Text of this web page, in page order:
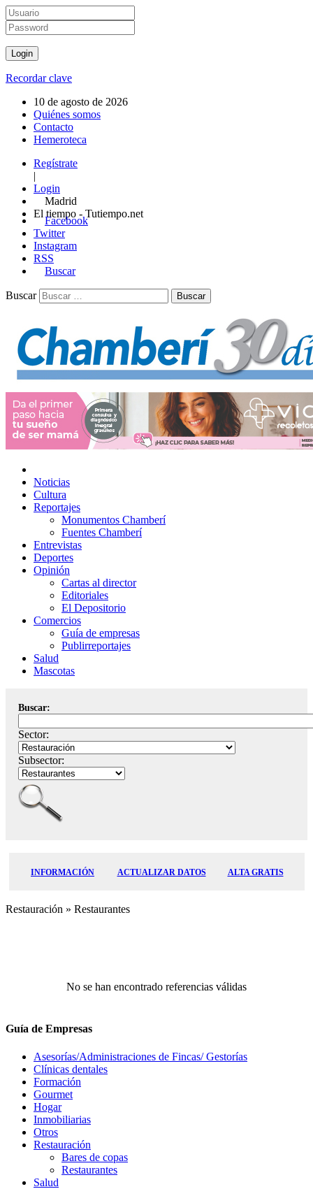
Recordar clave
10 de agosto de 2026
Quiénes somos
Contacto
Hemeroteca
Regístrate
|
Login
Madrid
El tiempo - Tutiempo.net
Facebook
Twitter
Instagram
RSS
Buscar
Buscar
Noticias
Cultura
Reportajes
Monumentos Chamberí
Fuentes Chamberí
Entrevistas
Deportes
Opinión
Cartas al director
Editoriales
El Depositorio
Comercios
Guía de empresas
Publirreportajes
Salud
Mascotas
Buscar:
Sector:
Subsector:
INFORMACIÓN ACTUALIZAR DATOS ALTA GRATIS
Restauración » Restaurantes
No se han encontrado referencias válidas
Guía de Empresas
Asesorías/Administraciones de Fincas/ Gestorías
Clínicas dentales
Formación
Gourmet
Hogar
Inmobiliarias
Otros
Restauración
Bares de copas
Restaurantes
Salud